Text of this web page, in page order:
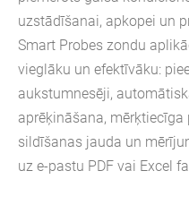
uzstādīšanai, apkopei un
Smart Probes zondu
vieglāku un efektīvāku:
aukstumnesēji,
aprēķināšana,
sildīšanas jauda un
uz e-pastu PDF vai Excel